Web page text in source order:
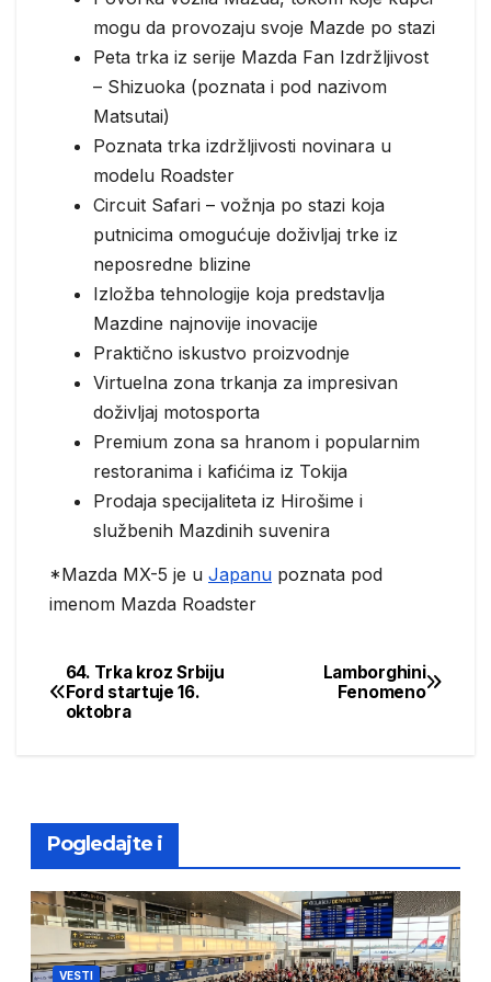
mogu da provozaju svoje Mazde po stazi
Peta trka iz serije Mazda Fan Izdržljivost
– Shizuoka (poznata i pod nazivom
Matsutai)
Poznata trka izdržljivosti novinara u
modelu Roadster
Circuit Safari – vožnja po stazi koja
putnicima omogućuje doživljaj trke iz
neposredne blizine
Izložba tehnologije koja predstavlja
Mazdine najnovije inovacije
Praktično iskustvo proizvodnje
Virtuelna zona trkanja za impresivan
doživljaj motosporta
Premium zona sa hranom i popularnim
restoranima i kafićima iz Tokija
Prodaja specijaliteta iz Hirošime i
službenih Mazdinih suvenira
*Mazda MX-5 je u Japanu poznata pod
imenom Mazda Roadster
Post
navigation
Lamborghini
Fenomeno
64. Trka kroz Srbiju
Ford startuje 16.
oktobra
Pogledajte i
VESTI